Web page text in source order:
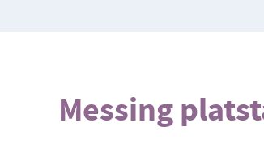
Messing